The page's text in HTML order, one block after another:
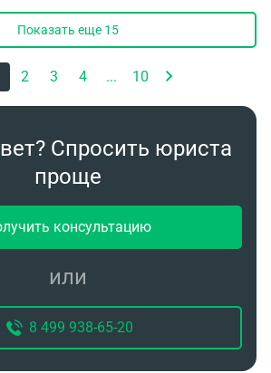
Показать еще 15
2 3 4 ... 10
Спросить юриста
проще
консультацию
или
8 499 938-65-20